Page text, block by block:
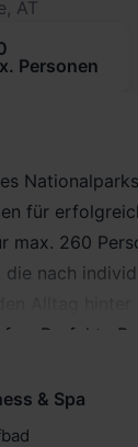
AT
Personen
für
max. 260
nach
Perfekte
und
zum Erfolg!
& Spa